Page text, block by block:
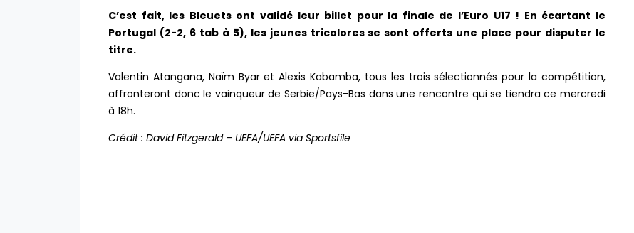
C’est fait, les Bleuets ont validé leur billet pour la finale de l’Euro U17 ! En écartant le
Portugal (2-2, 6 tab à 5), les jeunes tricolores se sont offerts une place pour disputer le
titre.
Valentin Atangana, Naïm Byar et Alexis Kabamba, tous les trois sélectionnés pour la compétition,
affronteront donc le vainqueur de Serbie/Pays-Bas dans une rencontre qui se tiendra ce mercredi
à 18h.
Crédit : David Fitzgerald – UEFA/UEFA via Sportsfile